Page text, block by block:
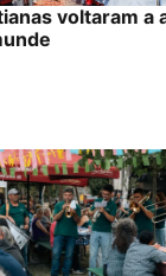
voltaram a